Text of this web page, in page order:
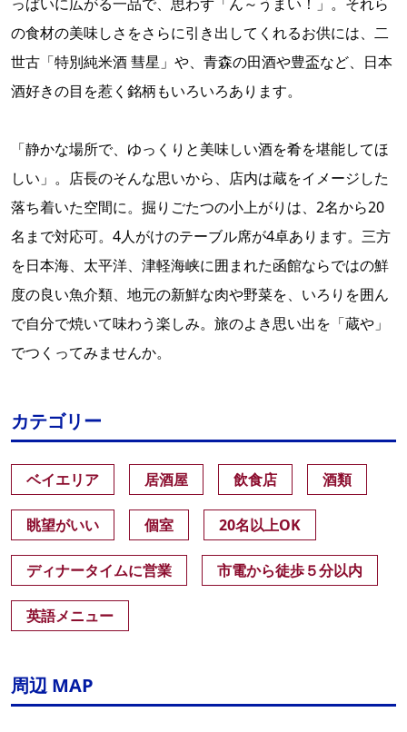
の食材の美味しさをさらに引き出してくれるお供には、二
世古「特別純米酒 彗星」や、青森の田酒や豊盃など、日本
酒好きの目を惹く銘柄もいろいろあります。
「静かな場所で、ゆっくりと美味しい酒を肴を堪能してほ
しい」。店長のそんな思いから、店内は蔵をイメージした
落ち着いた空間に。掘りごたつの小上がりは、2名から20
名まで対応可。4人がけのテーブル席が4卓あります。三方
を日本海、太平洋、津軽海峡に囲まれた函館ならではの鮮
度の良い魚介類、地元の新鮮な肉や野菜を、いろりを囲ん
で自分で焼いて味わう楽しみ。旅のよき思い出を「蔵や」
でつくってみませんか。
カテゴリー
ベイエリア 居酒屋 飲食店 酒類
眺望がいい 個室 20名以上OK
ディナータイムに営業 市電から徒歩５分以内
英語メニュー
周辺 MAP